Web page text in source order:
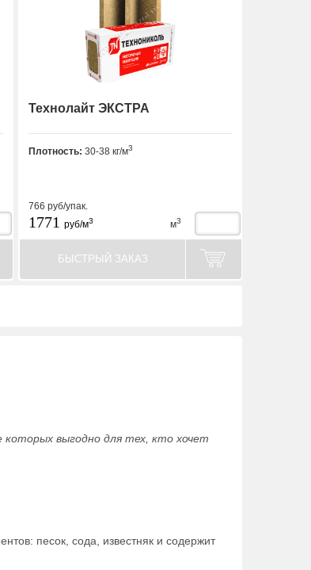
Технолайт ЭКСТРА
Плотность: 30-38 кг/м3
766руб/упак.
1771руб/м3 м3
БЫСТРЫЙ ЗАКАЗ
выгодно для тех, кто хочет
песок, сода, известняк и содержит